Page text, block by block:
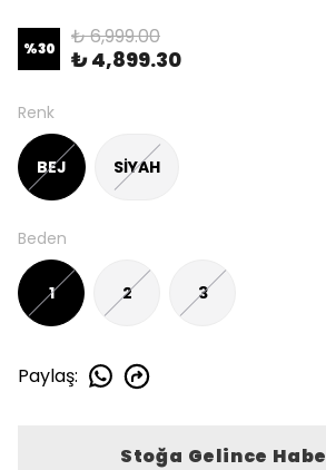
%30 ₺ 6,999.00
₺ 4,899.30
Renk
BEJ SİYAH
Beden
1 2 3
Paylaş:
Stoğa Gelince